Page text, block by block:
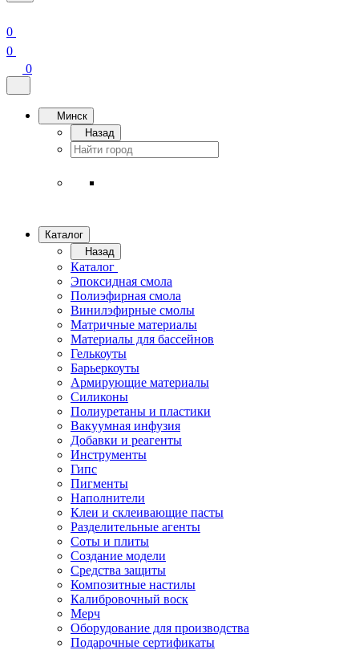
0
0
0
Минск
Назад
Каталог
Назад
Каталог
Эпоксидная смола
Полиэфирная смола
Винилэфирные смолы
Матричные материалы
Материалы для бассейнов
Гелькоуты
Барьеркоуты
Армирующие материалы
Силиконы
Полиуретаны и пластики
Вакуумная инфузия
Добавки и реагенты
Инструменты
Гипс
Пигменты
Наполнители
Клеи и склеивающие пасты
Разделительные агенты
Соты и плиты
Создание модели
Средства защиты
Композитные настилы
Калибровочный воск
Мерч
Оборудование для производства
Подарочные сертификаты